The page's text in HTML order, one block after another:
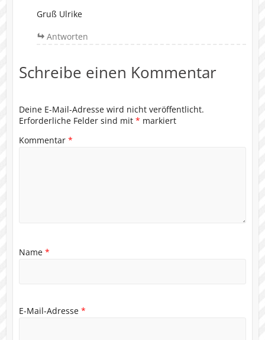
Gruß Ulrike
Antworten
Schreibe einen Kommentar
Deine E-Mail-Adresse wird nicht veröffentlicht.
Erforderliche Felder sind mit * markiert
Kommentar *
Name *
E-Mail-Adresse *